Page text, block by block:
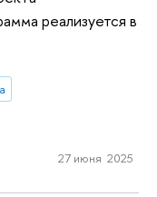
реализуется в
27 июня 2025